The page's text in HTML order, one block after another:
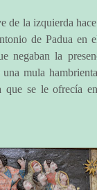
de la izquierda
de Padua en
negaban la
mula
que se le ofrecía